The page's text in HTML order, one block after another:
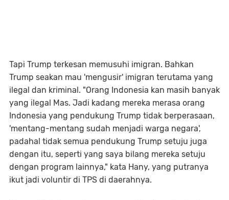
Tapi Trump terkesan memusuhi imigran. Bahkan
Trump seakan mau 'mengusir' imigran terutama yang
ilegal dan kriminal. "Orang Indonesia kan masih banyak
yang ilegal Mas. Jadi kadang mereka merasa orang
Indonesia yang pendukung Trump tidak berperasaan,
'mentang-mentang sudah menjadi warga negara',
padahal tidak semua pendukung Trump setuju juga
dengan itu, seperti yang saya bilang mereka setuju
dengan program lainnya," kata Hany, yang putranya
ikut jadi voluntir di TPS di daerahnya.